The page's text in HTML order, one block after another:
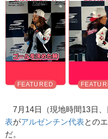
7月14日（現地時間13日、
表がアルゼンチン代表との
だ。